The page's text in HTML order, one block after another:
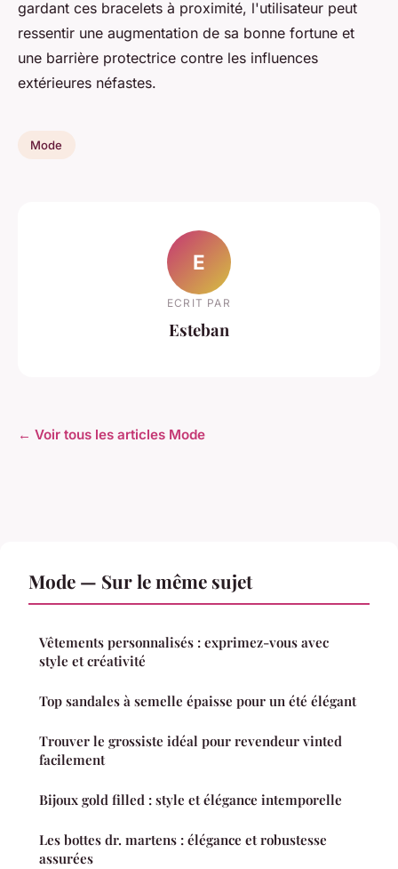
gardant ces bracelets à proximité, l'utilisateur peut
ressentir une augmentation de sa bonne fortune et
une barrière protectrice contre les influences
extérieures néfastes.
Mode
E
ECRIT PAR
Esteban
← Voir tous les articles Mode
Mode — Sur le même sujet
Vêtements personnalisés : exprimez-vous avec
style et créativité
Top sandales à semelle épaisse pour un été élégant
Trouver le grossiste idéal pour revendeur vinted
facilement
Bijoux gold filled : style et élégance intemporelle
Les bottes dr. martens : élégance et robustesse
assurées